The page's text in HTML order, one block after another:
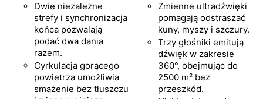
Dwie niezależne
strefy i synchronizacja
końca pozwalają
podać dwa dania
razem.
Cyrkulacja gorącego
powietrza umożliwia
smażenie bez tłuszczu
Zmienne ultradźwięki
pomagają odstraszać
kuny, myszy i szczury.
Trzy głośniki emitują
dźwięk w zakresie
360°, obejmując do
2500 m² bez
przeszkód.